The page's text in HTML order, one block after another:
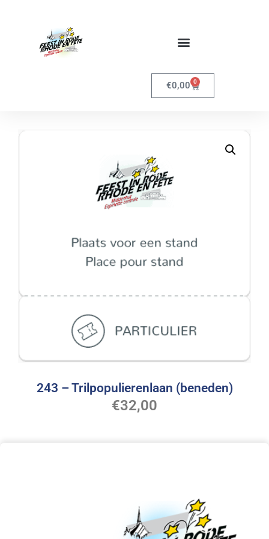
€0,00 0
243 – Trilpopulierenlaan (beneden)
€32,00